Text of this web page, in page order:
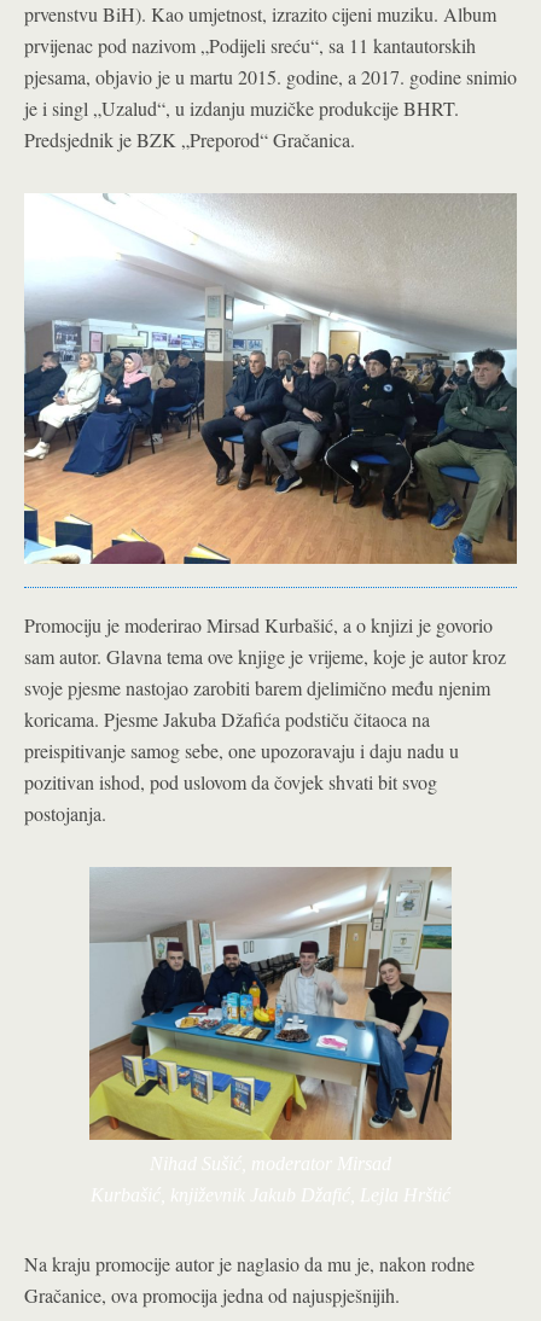
prvenstvu BiH). Kao umjetnost, izrazito cijeni muziku. Album
prvijenac pod nazivom „Podijeli sreću“, sa 11 kantautorskih
pjesama, objavio je u martu 2015. godine, a 2017. godine snimio
je i singl „Uzalud“, u izdanju muzičke produkcije BHRT.
Predsjednik je BZK „Preporod“ Gračanica.
Promociju je moderirao Mirsad Kurbašić, a o knjizi je govorio
sam autor. Glavna tema ove knjige je vrijeme, koje je autor kroz
svoje pjesme nastojao zarobiti barem djelimično među njenim
koricama. Pjesme Jakuba Džafića podstiču čitaoca na
preispitivanje samog sebe, one upozoravaju i daju nadu u
pozitivan ishod, pod uslovom da čovjek shvati bit svog
postojanja.
Nihad Sušić, moderator Mirsad
Kurbašić, književnik Jakub Džafić, Lejla Hrštić
Na kraju promocije autor je naglasio da mu je, nakon rodne
Gračanice, ova promocija jedna od najuspješnijih.